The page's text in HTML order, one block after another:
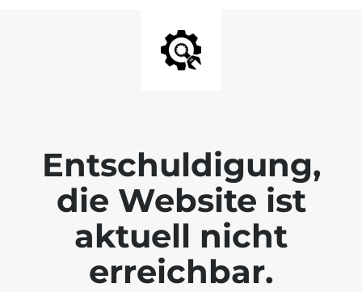
Entschuldigung,
die Website ist
aktuell nicht
erreichbar.